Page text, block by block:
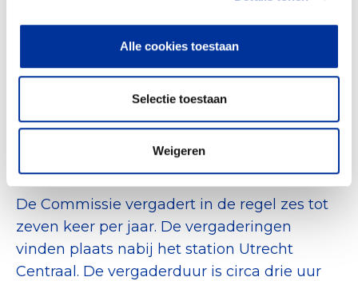
Alle cookies toestaan
Selectie toestaan
Weigeren
eenduidige set van normen die voor de
sector werkbaar en toetsbaar zijn.
Werkwijze Commissie
Normstelling
De Commissie vergadert in de regel zes tot
zeven keer per jaar. De vergaderingen
vinden plaats nabij het station Utrecht
Centraal. De vergaderduur is circa drie uur